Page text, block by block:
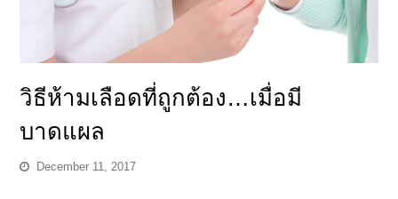
วิธีห้ามเลือดที่ถูกต้อง…เมื่อมี
บาดแผล
December 11, 2017